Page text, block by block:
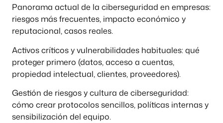
Panorama actual de la ciberseguridad en empresas:
riesgos más frecuentes, impacto económico y
reputacional, casos reales.
Activos críticos y vulnerabilidades habituales: qué
proteger primero (datos, acceso a cuentas,
propiedad intelectual, clientes, proveedores).
Gestión de riesgos y cultura de ciberseguridad:
cómo crear protocolos sencillos, políticas internas y
sensibilización del equipo.